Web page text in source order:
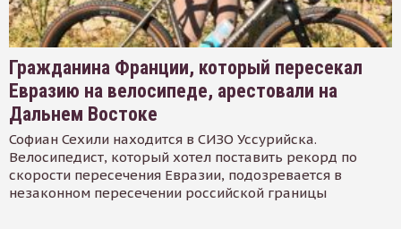
Гражданина Франции, который пересекал
Евразию на велосипеде, арестовали на
Дальнем Востоке
Софиан Сехили находится в СИЗО Уссурийска.
Велосипедист, который хотел поставить рекорд по
скорости пересечения Евразии, подозревается в
незаконном пересечении российской границы